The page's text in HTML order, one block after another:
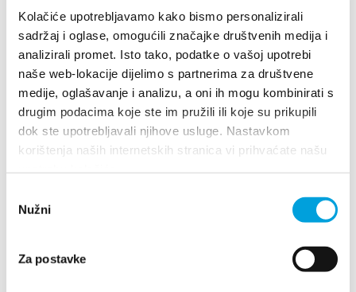
Kolačiće upotrebljavamo kako bismo personalizirali
sadržaj i oglase, omogućili značajke društvenih medija i
analizirali promet. Isto tako, podatke o vašoj upotrebi
naše web-lokacije dijelimo s partnerima za društvene
medije, oglašavanje i analizu, a oni ih mogu kombinirati s
drugim podacima koje ste im pružili ili koje su prikupili
dok ste upotrebljavali njihove usluge. Nastavkom
korištenja naših internetskih stranica vi prihvaćate našu
pristanka
Nužni
Za postavke
Blanka Erceg Malenica
Don Ivana Čulina 28, 21212 Kaštel Sućurac
+385912023628
blankaerceg13@gmail.com
Blaženka Kelam
+385(0)92 158 1679